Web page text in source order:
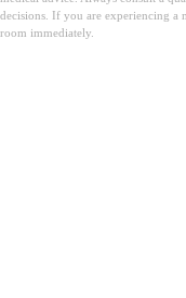
decisions. If you are experiencing a
room immediately.